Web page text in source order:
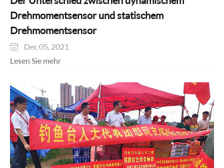
Drehmomentsensor und statischem
Drehmomentsensor

Dec 05, 2021
Lesen Sie mehr